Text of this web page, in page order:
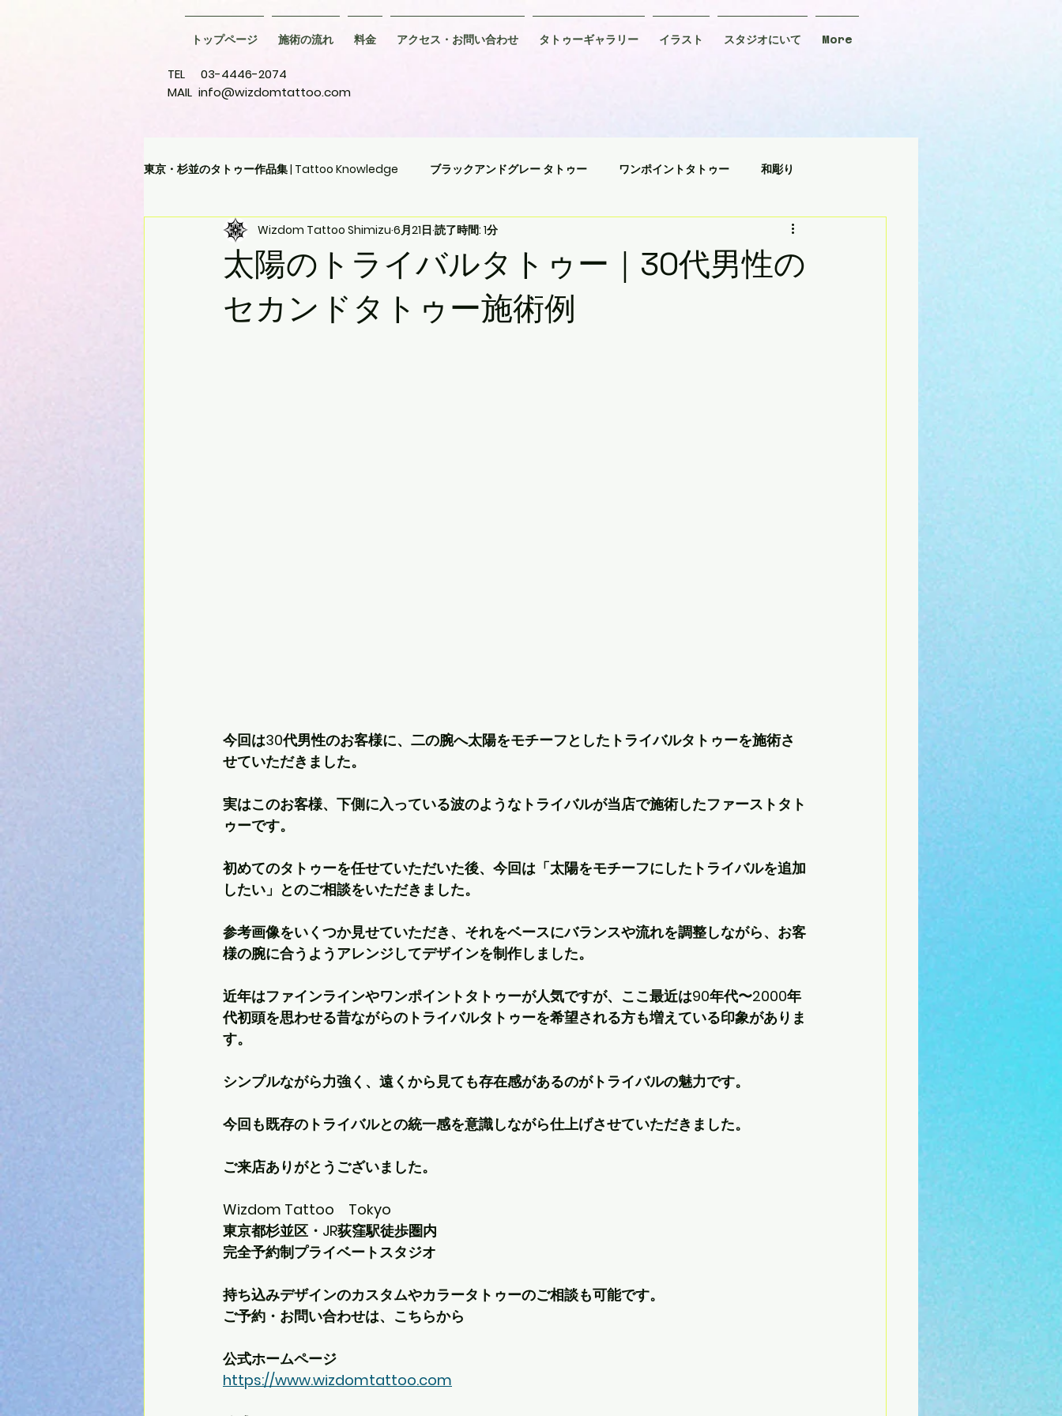
トップページ 施術の流れ 料金 アクセス・お問い合わせ タトゥーギャラリー イラスト スタジオにいて More
TEL 03-4446-2074
MAIL info@wizdomtattoo.com
東京・杉並のタトゥー作品集 | Tattoo Knowledge ブラックアンドグレー タトゥー ワンポイントタトゥー 和彫り
ジャパニーズタトゥー レタリングタトゥー アメリカントラディショナルタトゥー
ファインラインタトゥー トライバルタトゥー
太陽のトライバルタトゥー｜30代男性の
セカンドタトゥー施術例
Wizdom Tattoo Shimizu 6月21日 読了時間: 1分
今回は30代男性のお客様に、二の腕へ太陽をモチーフとしたトライバルタトゥーを施術さ
せていただきました。
実はこのお客様、下側に入っている波のようなトライバルが当店で施術したファーストタト
ゥーです。
初めてのタトゥーを任せていただいた後、今回は「太陽をモチーフにしたトライバルを追加
したい」とのご相談をいただきました。
参考画像をいくつか見せていただき、それをベースにバランスや流れを調整しながら、お客
様の腕に合うようアレンジしてデザインを制作しました。
近年はファインラインやワンポイントタトゥーが人気ですが、ここ最近は90年代〜2000年
代初頭を思わせる昔ながらのトライバルタトゥーを希望される方も増えている印象がありま
す。
シンプルながら力強く、遠くから見ても存在感があるのがトライバルの魅力です。
今回も既存のトライバルとの統一感を意識しながら仕上げさせていただきました。
ご来店ありがとうございました。
Wizdom Tattoo　Tokyo
東京都杉並区・JR荻窪駅徒歩圏内
完全予約制プライベートスタジオ
持ち込みデザインのカスタムやカラータトゥーのご相談も可能です。
ご予約・お問い合わせは、こちらから
公式ホームページ
https://www.wizdomtattoo.com